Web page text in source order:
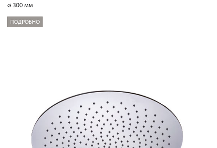
ø 300 мм
ПОДРОБНО